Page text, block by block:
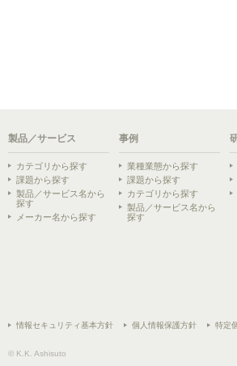
製品／サービス
カテゴリから探す
課題から探す
製品／サービス名から
探す
メーカー名から探す
事例
業種業態から探す
課題から探す
カテゴリから探す
製品／サービス名から
探す
情報セキュリティ基本方針 個人情報保護方針 特定
© K.K. Ashisuto